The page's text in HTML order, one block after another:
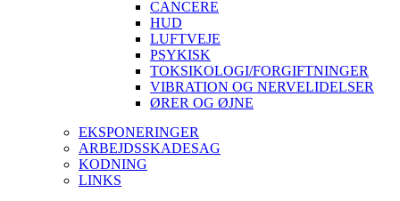
CANCERE
HUD
LUFTVEJE
PSYKISK
TOKSIKOLOGI/FORGIFTNINGER
VIBRATION OG NERVELIDELSER
ØRER OG ØJNE
EKSPONERINGER
ARBEJDSSKADESAG
KODNING
LINKS